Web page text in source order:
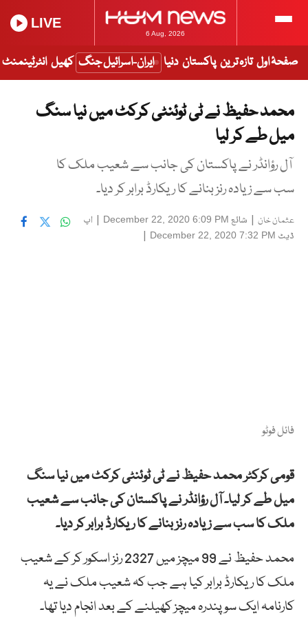
6 Aug, 2026
LIVE
صفحۂ اول تازہ ترین پاکستان دنیا ایران-اسرائیل جنگ کھیل انٹرٹینمنٹ
محمد حفیظ نے ٹی ٹوئنٹی کرکٹ میں نیا سنگ
میل طے کر لیا
آل رؤانڈر نے پاکستان کی جانب سے شعیب ملک کا
سب سے زیادہ رنز بنانے کا ریکارڈ برابر کر دیا۔
عثمان خان | شائع December 22, 2020 6:09 PM
| اپ
ڈیٹ December 22, 2020 7:32 PM
|
فائل فوٹو
قومی کرکٹر محمد حفیظ نے ٹی ٹوئنٹی کرکٹ میں نیا سنگ
میل طے کر لیا۔ آل رؤانڈر نے پاکستان کی جانب سے شعیب
ملک کا سب سے زیادہ رنز بنانے کا ریکارڈ برابر کر دیا۔
محمد حفیظ نے 99 میچز میں 2327 رنز اسکور کر کے شعیب
ملک کا ریکارڈ برابر کیا ہے جب کہ شعیب ملک نے یہ
کارنامہ ایک سو پندرہ میچز کھیلنے کے بعد انجام دیا تھا۔